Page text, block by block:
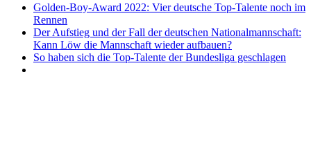
Golden-Boy-Award 2022: Vier deutsche Top-Talente noch im
Rennen
Der Aufstieg und der Fall der deutschen Nationalmannschaft:
Kann Löw die Mannschaft wieder aufbauen?
So haben sich die Top-Talente der Bundesliga geschlagen